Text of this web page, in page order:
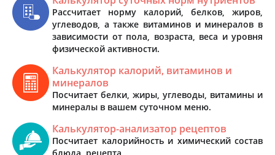
Рассчитает норму калорий, белков, жиров,
углеводов, а также витаминов и минералов в
зависимости от пола, возраста, веса и уровня
физической активности.
Калькулятор калорий, витаминов и
минералов
Посчитает белки, жиры, углеводы, витамины и
минералы в вашем суточном меню.
Калькулятор-анализатор рецептов
Посчитает калорийность и химический состав